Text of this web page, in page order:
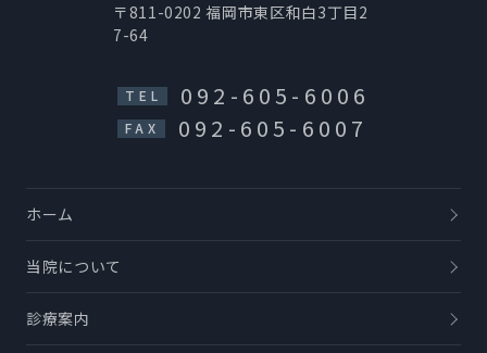
〒811-0202福岡市東区和白3丁目2
7-64
TEL 092-605-6006
FAX 092-605-6007
ホーム
当院について
診療案内